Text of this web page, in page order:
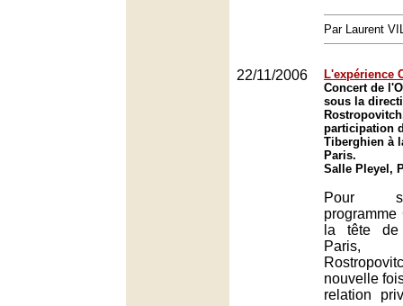
Par Laurent
22/11/2006
L'expérience
Concert de
sous la
participation
Tiberghien à
Paris.
Salle Pleyel,
Pour
la tête de
Paris,
nouvelle
relation